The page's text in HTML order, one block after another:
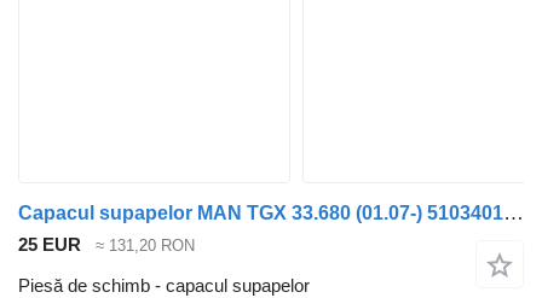
Capacul supapelor MAN TGX 33.680 (01.07-) 51034010251 pentru cap tractor MAN TGL, TGM, TGS, TGX (2005-2021)
25 EUR ≈ 131,20 RON
Piesă de schimb - capacul supapelor